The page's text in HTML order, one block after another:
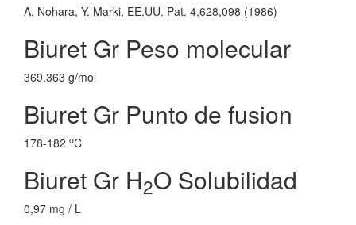
A. Nohara, Y. Marki, EE.UU. Pat. 4,628,098 (1986)
Biuret Gr Peso molecular
369.363 g/mol
Biuret Gr Punto de fusion
178-182 oC
Biuret Gr H2O Solubilidad
0,97 mg / L